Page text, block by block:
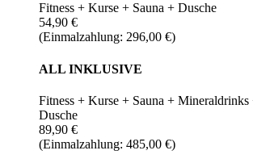
Fitness + Kurse + Sauna + Dusche
54,90 €
(Einmalzahlung: 296,00 €)
ALL INKLUSIVE
Fitness + Kurse + Sauna +
Dusche
89,90 €
(Einmalzahlung: 485,00 €)